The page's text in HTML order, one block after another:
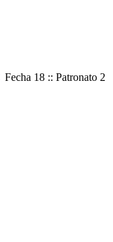
Fecha 18 :: Patronato 2